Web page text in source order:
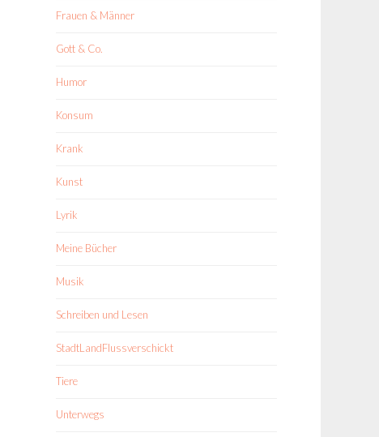
Frauen & Männer
Gott & Co.
Humor
Konsum
Krank
Kunst
Lyrik
Meine Bücher
Musik
Schreiben und Lesen
StadtLandFlussverschickt
Tiere
Unterwegs